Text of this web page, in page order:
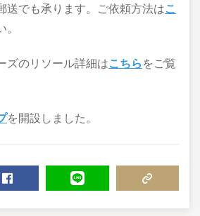
送でも承ります。ご依頼方法はこ
。
ズのリソール詳細はこちら をご覧
を開設しました。